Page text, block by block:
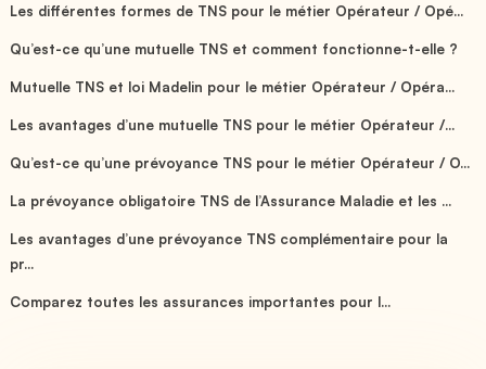
Les différentes formes de TNS pour le métier Opérateur / Opé...
Qu’est-ce qu’une mutuelle TNS et comment fonctionne-t-elle ?
Mutuelle TNS et loi Madelin pour le métier Opérateur / Opéra...
Les avantages d’une mutuelle TNS pour le métier Opérateur /...
Qu’est-ce qu’une prévoyance TNS pour le métier Opérateur / O...
La prévoyance obligatoire TNS de l’Assurance Maladie et les ...
Les avantages d’une prévoyance TNS complémentaire pour la
pr...
Comparez toutes les assurances importantes pour l...